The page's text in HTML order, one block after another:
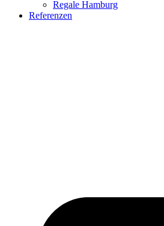
Regale Hamburg
Referenzen